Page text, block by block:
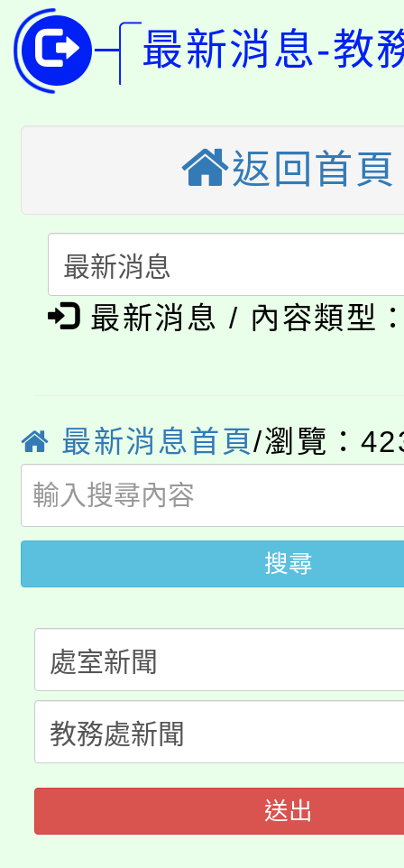
版
代理(課)教師甄選結果(
「2026金融保險知識
生本土語及新住民語歌
公告本校115學年度第
代理(課)教師甄選結果
公告本校115學年度第
代理(課)教師甄選結果(
轉知中國文化大學推廣
《TA101》溝通分析基
程，歡迎學生輔導中心
系所師生報名參加。
淨零綠生活教案入校路
會
115年食農教育專業人
學籍身 分審查程序及
版
公告本校115學年度第
代理(課)教師甄選結果(
「2026金融保險知識
桃園市115學年度學生
生本土語及新住民語歌
公告本校115學年度第
代理(課)教師甄選結果(
公告本校115學年度第
代理(課)教師甄選結果(
轉知中國文化大學推廣
《TA101》溝通分析基
程，歡迎學生輔導中心
心理、諮商輔導、社會
最新消息-教
返回首頁
最新消息 / 內容類型
最新消息首頁/瀏覽：
搜尋
送出